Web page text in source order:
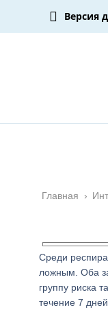
Версия
Главная ›
Среди
ложным. Оба
группу риска
течение 7 дней.